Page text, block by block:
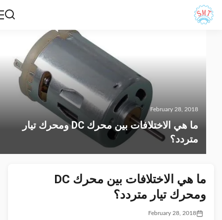
February 28, 2018
ما هي الاختلافات بين محرك DC ومحرك تيار
متردد؟
ما هي الاختلافات بين محرك DC
ومحرك تيار متردد؟
February 28, 2018